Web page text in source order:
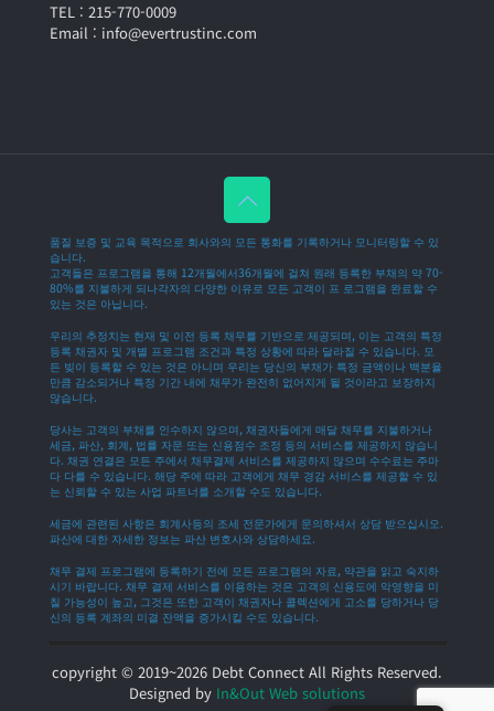
TEL : 215-770-0009
Email : info@evertrustinc.com
품질 보증 및 교육 목적으로 회사와의 모든 통화를 기록하거나 모니터링할 수 있
습니다.
고객들은 프로그램을 통해 12개월에서36개월에 걸쳐 원래 등록한 부채의 약 70-
80%를 지불하게 되나각자의 다양한 이유로 모든 고객이 프 로그램을 완료할 수
있는 것은 아닙니다.
우리의 추정치는 현재 및 이전 등록 채무를 기반으로 제공되며, 이는 고객의 특정
등록 채권자 및 개별 프로그램 조건과 특정 상황에 따라 달라질 수 있습니다. 모
든 빚이 등록할 수 있는 것은 아니며 우리는 당신의 부채가 특정 금액이나 백분율
만큼 감소되거나 특정 기간 내에 채무가 완전히 없어지게 될 것이라고 보장하지
않습니다.
당사는 고객의 부채를 인수하지 않으며, 채권자들에게 매달 채무를 지불하거나
세금, 파산, 회계, 법률 자문 또는 신용점수 조정 등의 서비스를 제공하지 않습니
다. 채권 연결은 모든 주에서 채무결제 서비스를 제공하지 않으며 수수료는 주마
다 다를 수 있습니다. 해당 주에 따라 고객에게 채무 경감 서비스를 제공할 수 있
는 신뢰할 수 있는 사업 파트너를 소개할 수도 있습니다.
세금에 관련된 사항은 회계사등의 조세 전문가에게 문의하셔서 상담 받으십시오.
파산에 대한 자세한 정보는 파산 변호사와 상담하세요.
채무 결제 프로그램에 등록하기 전에 모든 프로그램의 자료, 약관을 읽고 숙지하
시기 바랍니다. 채무 결제 서비스를 이용하는 것은 고객의 신용도에 악영향을 미
칠 가능성이 높고, 그것은 또한 고객이 채권자나 콜렉션에게 고소를 당하거나 당
신의 등록 계좌의 미결 잔액을 증가시킬 수도 있습니다.
copyright © 2019~2026 Debt Connect All Rights Reserved.
Designed by In&Out Web solutions